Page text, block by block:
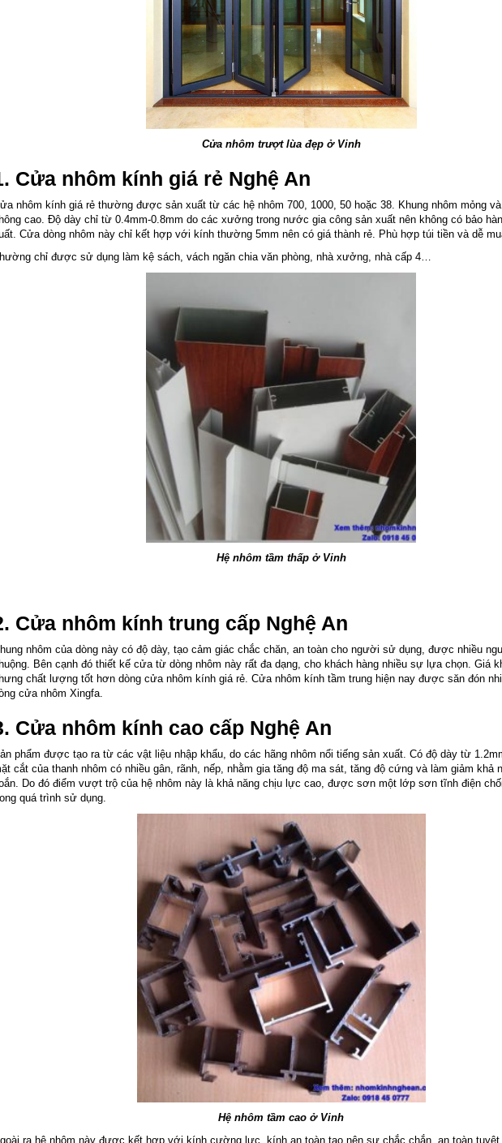
Cửa nhôm trượt lùa đẹp ở Vinh
Cửa nhôm kính giá rẻ Nghệ An
nhôm kính giá rẻ thường được sản xuất từ các hệ nhôm 700, 1000, 50 hoặc 38. Khung nhôm mỏng
cao. Độ dày chỉ từ 0.4mm-0.8mm do các xưởng trong nước gia công sản xuất nên không có bảo
Cửa dòng nhôm này chỉ kết hợp với kính thường 5mm nên có giá thành rẻ. Phù hợp túi tiền và dễ
chỉ được sử dụng làm kệ sách, vách ngăn chia văn phòng, nhà xưởng, nhà cấp 4…
Hệ nhôm tầm thấp ở Vinh
Cửa nhôm kính trung cấp Nghệ An
nhôm của dòng này có độ dày, tạo cảm giác chắc chăn, an toàn cho người sử dụng, được nhiều
Bên cạnh đó thiết kế cửa từ dòng nhôm này rất đa dạng, cho khách hàng nhiều sự lựa chọn. Giá
chất lượng tốt hơn dòng cửa nhôm kính giá rẻ. Cửa nhôm kính tầm trung hiện nay được săn đón
cửa nhôm Xingfa.
Cửa nhôm kính cao cấp Nghệ An
phẩm được tạo ra từ các vật liệu nhập khẩu, do các hãng nhôm nổi tiếng sản xuất. Có độ dày từ
cắt của thanh nhôm có nhiều gân, rãnh, nếp, nhằm gia tăng độ ma sát, tăng độ cứng và làm giảm khả
Do đó điểm vượt trộ của hệ nhôm này là khả năng chịu lực cao, được sơn một lớp sơn tĩnh điện
quá trình sử dụng.
Hệ nhôm tầm cao ở Vinh
ra hệ nhôm này được kết hợp với kính cường lực, kính an toàn tạo nên sự chắc chắn, an toàn tuyệt